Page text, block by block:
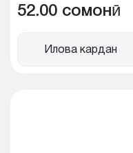
52.00 сомонӣ
Илова кардан